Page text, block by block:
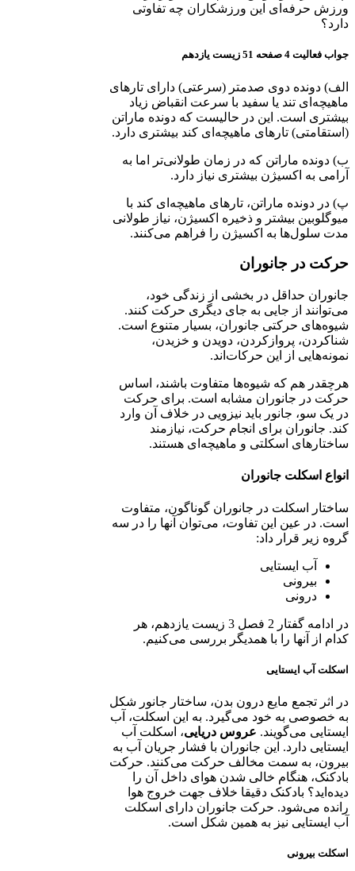
ورزش حرفه‌ای این ورزشکاران چه تفاوتی
دارد؟
جواب فعالیت 4 صفحه 51 زیست یازدهم
الف) دونده دوی صدمتر (سرعتی) دارای تارهای
ماهیچه‌ای تند یا سفید با سرعت انقباض زیاد
بیشتری است. این در حالیست که دونده ماراتن
(استقامتی) تارهای ماهیچه‌ای کند بیشتری دارد.
ب) دونده ماراتن که در زمان طولانی‌تر اما به
آرامی به اکسیژن بیشتری نیاز دارد.
پ) در دونده ماراتن، تارهای ماهیچه‌ای کند با
میوگلوبین بیشتر و ذخیره اکسیژن، نیاز طولانی
مدت سلول‌ها به اکسیژن را فراهم می‌کنند.
حرکت در جانوران
جانوران حداقل در بخشی از زندگی خود،
می‌توانند از جایی به جای دیگری حرکت کنند.
شیوه‌های حرکتی جانوران، بسیار متنوع است.
شناکردن، پروازکردن، دویدن و خزیدن،
نمونه‌هایی از این حرکات‌اند.
هرچقدر هم که شیوه‌ها متفاوت باشند، اساس
حرکت در جانوران مشابه است. برای حرکت
در یک سو، جانور باید نیزویی در خلاف آن وارد
کند. جانوران برای انجام حرکت، نیازمند
ساختارهای اسکلتی و ماهیچه‌ای هستند.
انواع اسکلت جانوران
ساختار اسکلت در جانوران گوناگون، متفاوت
است. در عین این تفاوت، می‌توان آنها را در سه
گروه زیر قرار داد:
آب ایستایی
بیرونی
درونی
در ادامه گفتار 2 فصل 3 زیست یازدهم، هر
کدام از آنها را با همدیگر بررسی می‌کنیم.
اسکلت آب ایستایی
در اثر تجمع مایع درون بدن، ساختار جانور شکل
به خصوصی به خود می‌گیرد. به این اسکلت، آب
ایستایی می‌گویند. عروس دریایی، اسکلت آب
ایستایی دارد. این جانوران با فشار جریان آب به
بیرون، به سمت مخالف حرکت می‌کنند. حرکت
بادکنک، هنگام خالی شدن هوای داخل آن را
دیده‌اید؟ بادکنک دقیقا خلاف جهت خروج هوا
رانده می‌شود. حرکت جانوران دارای اسکلت
آب ایستایی نیز به همین شکل است.
اسکلت بیرونی